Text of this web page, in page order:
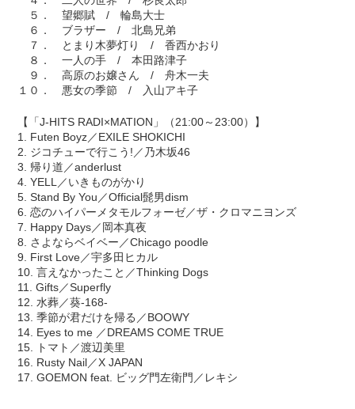
５． 望郷賦 / 輪島大士
６． ブラザー / 北島兄弟
７． とまり木夢灯り / 香西かおり
８． 一人の手 / 本田路津子
９． 高原のお嬢さん / 舟木一夫
１０． 悪女の季節 / 入山アキ子
【「J-HITS RADI×MATION」（21:00～23:00）】
1. Futen Boyz／EXILE SHOKICHI
2. ジコチューで行こう!／乃木坂46
3. 帰り道／anderlust
4. YELL／いきものがかり
5. Stand By You／Official髭男dism
6. 恋のハイパーメタモルフォーゼ／ザ・クロマニヨンズ
7. Happy Days／岡本真夜
8. さよならベイベー／Chicago poodle
9. First Love／宇多田ヒカル
10. 言えなかったこと／Thinking Dogs
11. Gifts／Superfly
12. 水葬／葵-168-
13. 季節が君だけを帰る／BOOWY
14. Eyes to me ／DREAMS COME TRUE
15. トマト／渡辺美里
16. Rusty Nail／X JAPAN
17. GOEMON feat. ビッグ門左衛門／レキシ